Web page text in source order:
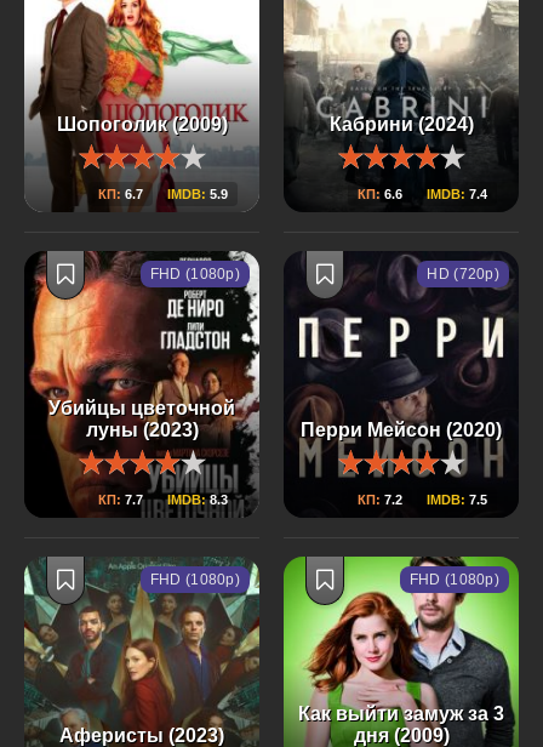
Шопоголик (2009)
КП: 6.7 IMDB: 5.9
Кабрини (2024)
КП: 6.6 IMDB: 7.4
Убийцы цветочной
луны (2023)
КП: 7.7 IMDB:8.3
FHD (1080p)
Перри Мейсон (2020)
КП: 7.2 IMDB: 7.5
HD (720p)
Аферисты (2023)
FHD (1080p)
Как выйти замуж за 3
дня (2009)
FHD (1080p)